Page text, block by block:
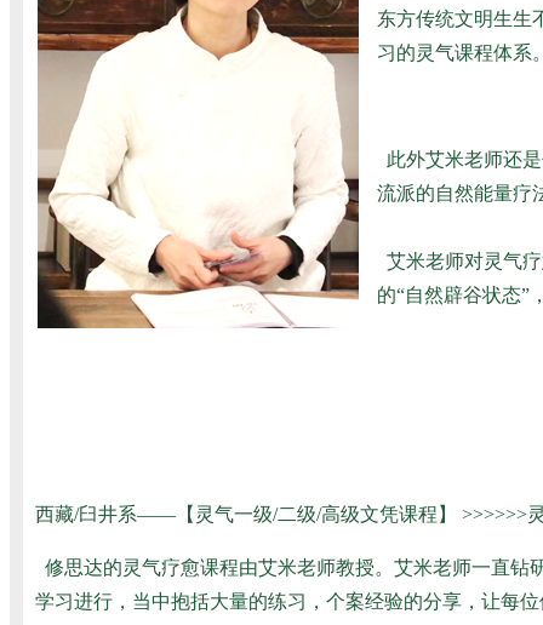
东方传统文明生生
习的灵气课程体系
此外艾米老师还
流派的自然能量疗
艾米老师对灵气
的“自然辟谷状态”
西藏/臼井系——【灵气一级/二级/高级文凭课程】 >>>>>>
修思达的灵气疗愈课程由艾米老师教授。艾米老师一直
学习进行，当中抱括大量的练习，个案经验的分享，让每